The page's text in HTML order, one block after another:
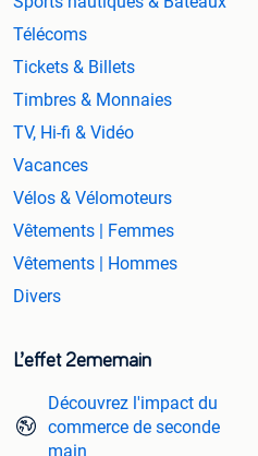
Télécoms
Tickets & Billets
Timbres & Monnaies
TV, Hi-fi & Vidéo
Vacances
Vélos & Vélomoteurs
Vêtements | Femmes
Vêtements | Hommes
Divers
L’effet 2ememain
Découvrez l'impact du
commerce de seconde
main